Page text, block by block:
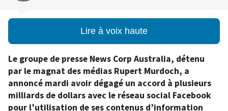
Lire à voix haute
Le groupe de presse News Corp Australia, détenu
par le magnat des médias Rupert Murdoch, a
annoncé mardi avoir dégagé un accord à plusieurs
milliards de dollars avec le réseau social Facebook
pour l’utilisation de ses contenus d’information